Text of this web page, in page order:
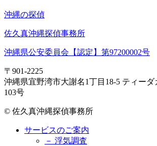
沖縄の探偵
佐久真沖縄探偵事務所
沖縄県公安委員会【認定】第97200002号
〒901-2225
沖縄県宜野湾市大謝名1丁目18-5 ティーダ
103号
© 佐久真沖縄探偵事務所
サービスのご案内
－ 浮気調査